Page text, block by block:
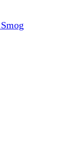
Smog